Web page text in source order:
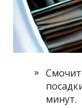
минут.